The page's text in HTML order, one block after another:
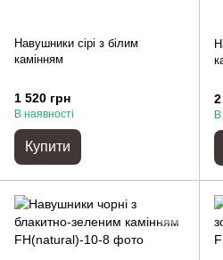
Навушники сірі з білим
камінням
1 520 грн
В наявності
Купити
В